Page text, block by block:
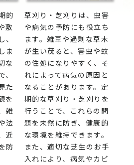
的
敷
ま
な
た
を
雑
法
近
防
草刈り・芝刈りは、虫害
や病気の予防にも役立ち
ます。雑草や過剰な草木
が生い茂ると、害虫や蚊
の住処になりやすく、そ
れによって病気の原因と
なることがあります。定
期的な草刈り・芝刈りを
行うことで、これらの問
題を未然に防ぎ、健康的
な環境を維持できます。
また、適切な芝生のお手
入れにより、病気やカビ